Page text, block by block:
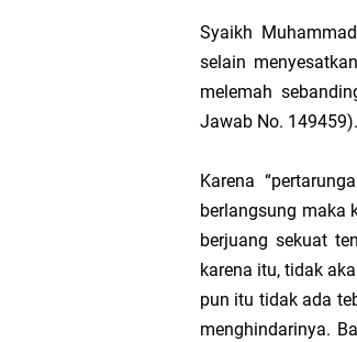
Syaikh
selain
melemah
Jawab No. 149459).
Karena
berlangsung maka
berjuang sekuat
karena itu, tidak
pun itu tidak ada
menghindarinya.